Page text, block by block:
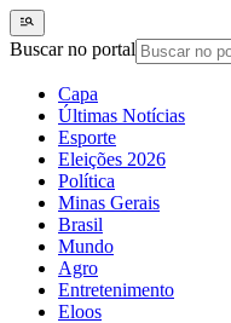
Buscar no portal
Capa
Últimas Notícias
Esporte
Eleições 2026
Política
Minas Gerais
Brasil
Mundo
Agro
Entretenimento
Eloos